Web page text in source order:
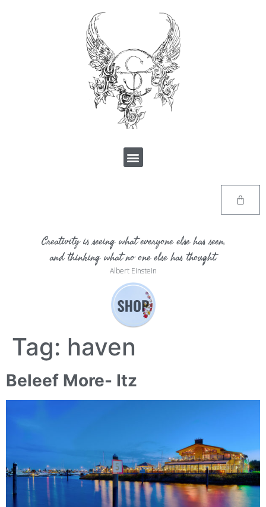
Creativity is seeing what everyone else has seen,
and thinking what no one else has thought.
Albert Einstein
Tag: haven
Beleef More- Itz